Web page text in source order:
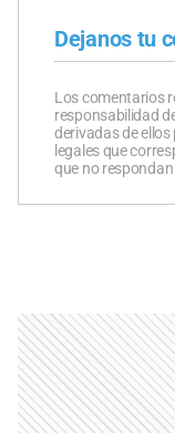
Dejanos tu
Los comentarios
responsabilidad
derivadas de
legales que
que no